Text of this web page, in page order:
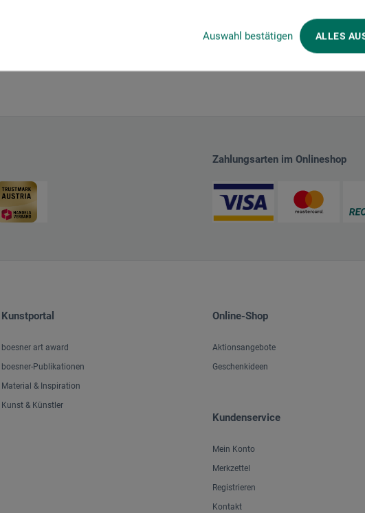
Auswahl bestätigen ALLES
Zahlungsarten im Onlineshop
Kunstportal
boesner art award
boesner-Publikationen
Material & Inspiration
Kunst & Künstler
Online-Shop
Aktionsangebote
Geschenkideen
Kundenservice
Mein Konto
Merkzettel
Registrieren
Kontakt